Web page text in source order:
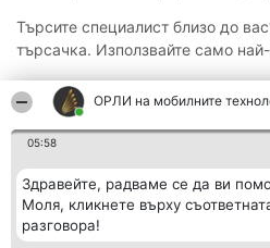
ОРЛИ на мобилните
05:58
Здравейте, радваме се да ви
Моля, кликнете върху
разговора!
Търсите специалист близо до
търсачка. Използвайте само